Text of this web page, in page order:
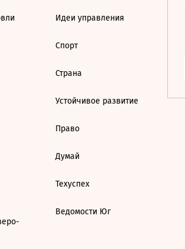
Идеи управления
Спорт
Страна
Устойчивое развитие
Право
Думай
Техуспех
Ведомости Юг